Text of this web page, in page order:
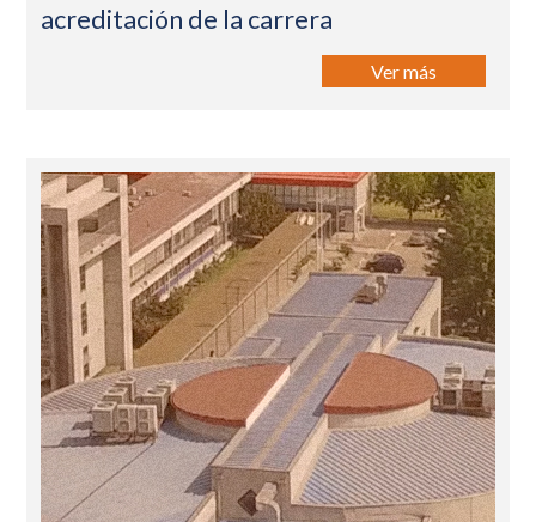
acreditación de la carrera
Ver más